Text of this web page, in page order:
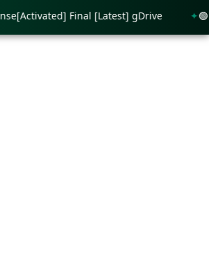
Final [Latest] gDrive 🟢